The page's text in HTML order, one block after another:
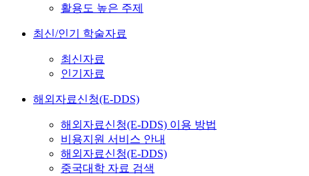
활용도 높은 주제
최신/인기 학술자료
최신자료
인기자료
해외자료신청(E-DDS)
해외자료신청(E-DDS) 이용 방법
비용지원 서비스 안내
해외자료신청(E-DDS)
중국대학 자료 검색